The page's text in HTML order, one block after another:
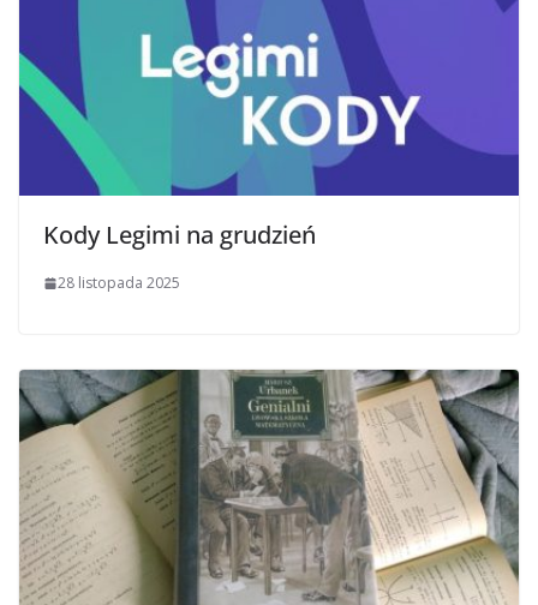
Kody Legimi na grudzień
28 listopada 2025